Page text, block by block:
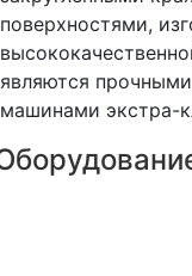
поверхностями,
являются
машинами экстра-